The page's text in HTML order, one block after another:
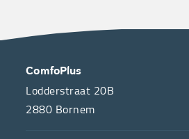
OVER
ONS
CONTACT
ComfoPlus
Lodderstraat 20B
2880 Bornem